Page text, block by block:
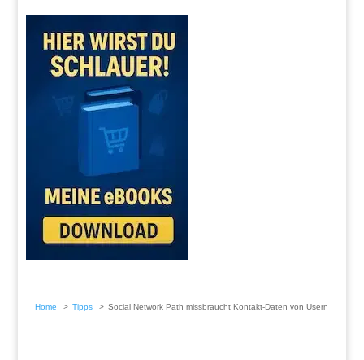
Home Tipps Social Network Path missbraucht Kontakt-Daten von Usern